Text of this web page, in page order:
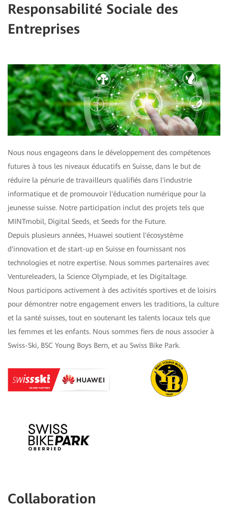
Responsabilité Sociale des
Entreprises
Nous nous engageons dans le développement des compétences
futures à tous les niveaux éducatifs en Suisse, dans le but de
réduire la pénurie de travailleurs qualifiés dans l'industrie
informatique et de promouvoir l'éducation numérique pour la
jeunesse suisse. Notre participation inclut des projets tels que
MINTmobil, Digital Seeds, et Seeds for the Future.
Depuis plusieurs années, Huawei soutient l'écosystème
d'innovation et de start-up en Suisse en fournissant nos
technologies et notre expertise. Nous sommes partenaires avec
Ventureleaders, la Science Olympiade, et les Digitaltage.
Nous participons activement à des activités sportives et de loisirs
pour démontrer notre engagement envers les traditions, la culture
et la santé suisses, tout en soutenant les talents locaux tels que
les femmes et les enfants. Nous sommes fiers de nous associer à
Swiss-Ski, BSC Young Boys Bern, et au Swiss Bike Park.
Collaboration